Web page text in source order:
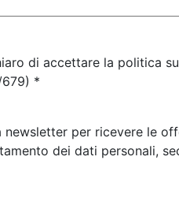
di accettare la politica
679) *
newsletter per ricevere le
dei dati personali,